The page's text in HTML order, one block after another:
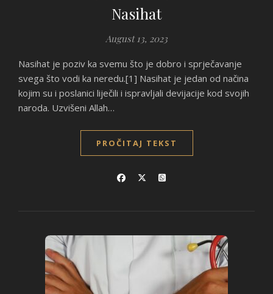
Nasihat
August 13, 2023
Nasihat je poziv ka svemu što je dobro i sprječavanje
svega što vodi ka neredu.[1] Nasihat je jedan od načina
kojim su i poslanici liječili i ispravljali devijacije kod svojih
naroda. Uzvišeni Allah…
PROČITAJ TEKST